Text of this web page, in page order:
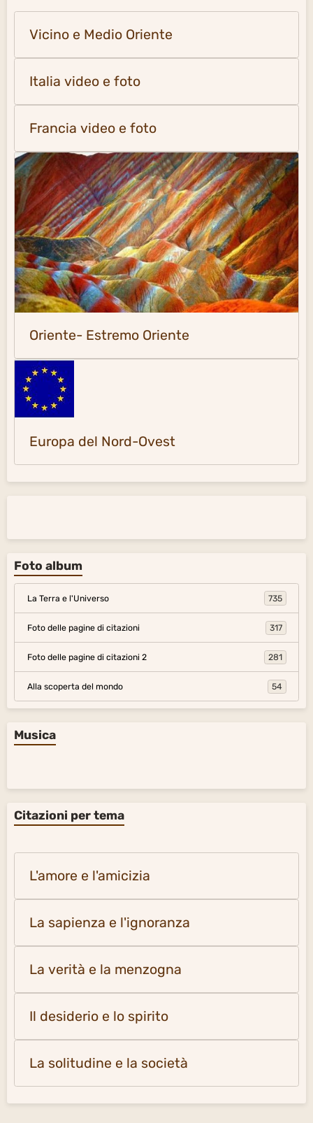
Vicino e Medio Oriente
Italia video e foto
Francia video e foto
Oriente- Estremo Oriente
Europa del Nord-Ovest
Foto album
La Terra e l'Universo 735
Foto delle pagine di citazioni 317
Foto delle pagine di citazioni 2 281
Alla scoperta del mondo 54
Musica
Citazioni per tema
L'amore e l'amicizia
La sapienza e l'ignoranza
La verità e la menzogna
Il desiderio e lo spirito
La solitudine e la società